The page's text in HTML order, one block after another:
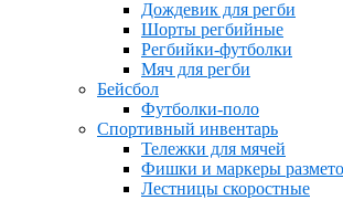
Дождевик для регби
Шорты регбийные
Регбийки-футболки
Мяч для регби
Бейсбол
Футболки-поло
Спортивный инвентарь
Тележки для мячей
Фишки и маркеры
Лестницы скоростные